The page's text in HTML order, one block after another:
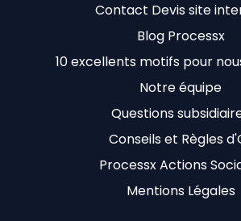
Contact Devis site
Blog Processx
10 excellents motifs pour
Notre équipe
Questions
Conseils et Règles
Processx Actions
Mentions Légales